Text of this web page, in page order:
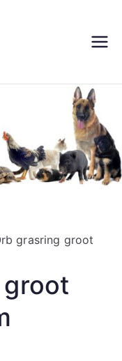
grasring groot